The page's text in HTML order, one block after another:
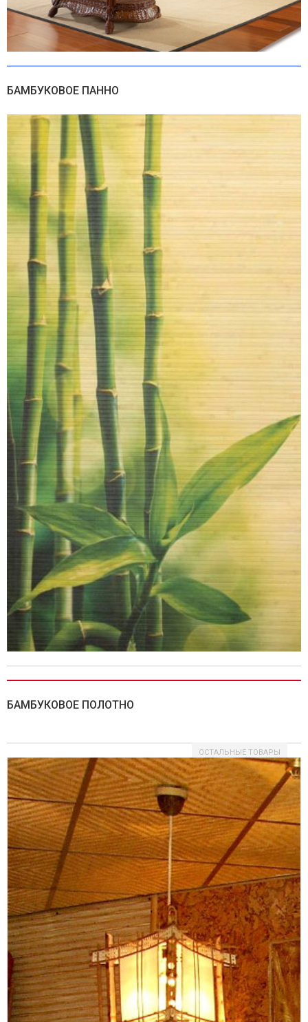
Искусственный мох в рулоне. Дизайн MPA01981
3573,00 руб
Канат джутовый 36мм.
8950,00 руб
Искусственная трава в модулях №38
450,00 руб
Половинка бамбука обожженная 40-50мм.
194,00 руб
БАМБУКОВОЕ ПАННО
БАМБУКОВОЕ ПОЛОТНО
ОСТАЛЬНЫЕ ТОВАРЫ